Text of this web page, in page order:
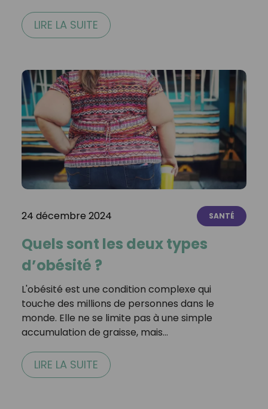
LIRE LA SUITE
24 décembre 2024 SANTÉ
Quels sont les deux types
d’obésité ?
L'obésité est une condition complexe qui
touche des millions de personnes dans le
monde. Elle ne se limite pas à une simple
accumulation de graisse, mais…
LIRE LA SUITE